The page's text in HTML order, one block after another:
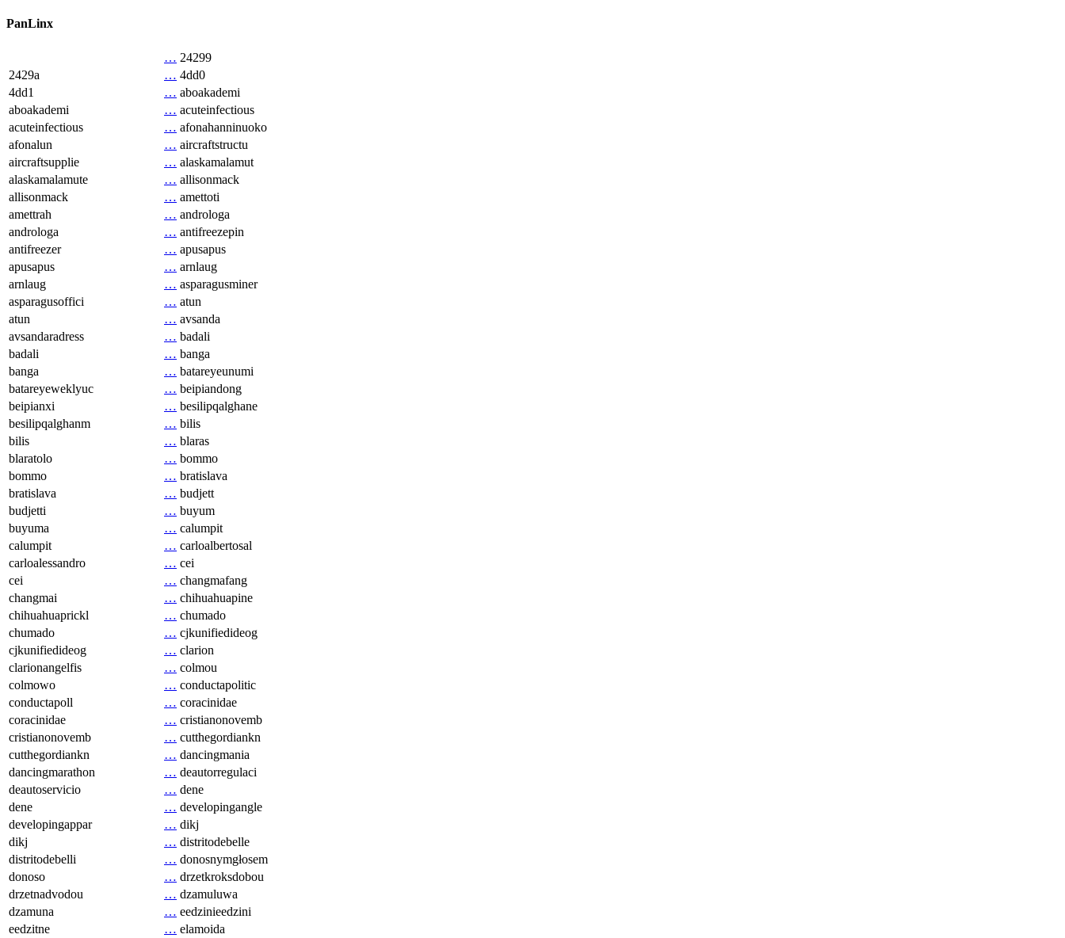
PanLinx
… 24299
2429a
… 4dd0
4dd1
… aboakademi
aboakademi
… acuteinfectious
acuteinfectious
… afonahanninuoko
afonalun
… aircraftstructu
aircraftsupplie
… alaskamalamut
alaskamalamute
… allisonmack
allisonmack
… amettoti
amettrah
… androloga
androloga
… antifreezepin
antifreezer
… apusapus
apusapus
… arnlaug
arnlaug
… asparagusminer
asparagusoffici
… atun
atun
… avsanda
avsandaradress
… badali
badali
… banga
banga
… batareyeunumi
batareyeweklyuc
… beipiandong
beipianxi
… besilipqalghane
besilipqalghanm
… bilis
bilis
… blaras
blaratolo
… bommo
bommo
… bratislava
bratislava
… budjett
budjetti
… buyum
buyuma
… calumpit
calumpit
… carloalbertosal
carloalessandro
… cei
cei
… changmafang
changmai
… chihuahuapine
chihuahuaprickl
… chumado
chumado
… cjkunifiedideog
cjkunifiedideog
… clarion
clarionangelfis
… colmou
colmowo
… conductapolitic
conductapoll
… coracinidae
coracinidae
… cristianonovemb
cristianonovemb
… cutthegordiankn
cutthegordiankn
… dancingmania
dancingmarathon
… deautorregulaci
deautoservicio
… dene
dene
… developingangle
developingappar
… dikj
dikj
… distritodebelle
distritodebelli
… donosnymgłosem
donoso
… drzetkroksdobou
drzetnadvodou
… dzamuluwa
dzamuna
… eedzinieedzini
eedzitne
… elamoida